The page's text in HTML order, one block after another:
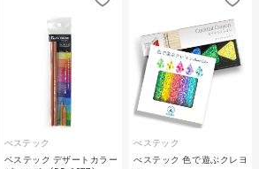
べステック
ベステック デザートカラー
べステック
べステック 色で遊ぶクレヨ